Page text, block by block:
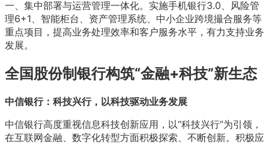
一、集中部署与运营管理一体化。实施手机银行3.0、风险管
理6+1、智能柜台、资产管理系统、中小企业跨境撮合服务等
重点项目，提高业务处理效率和客户服务水平，有力支持业务
发展。
全国股份制银行构筑“金融+科技”新生态
中信银行：科技兴行，以科技驱动业务发展
中信银行高度重视信息科技创新应用，以“科技兴行”为引领，
在互联网金融、数字化转型方面积极探索、不断创新。积极应